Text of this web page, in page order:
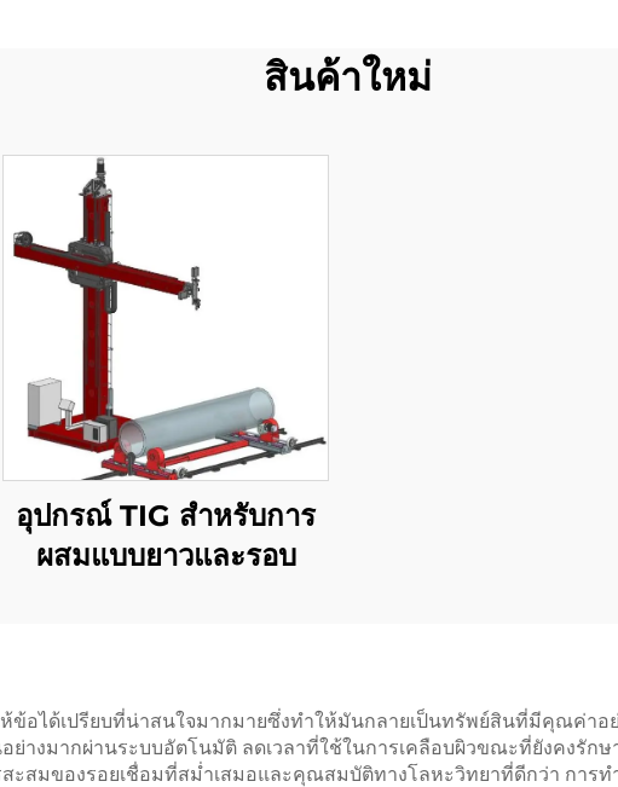
สินค้าใหม่
อุปกรณ์ TIG สําหรับการ
ผสมแบบยาวและรอบ
ข้อได้เปรียบที่น่าสนใจมากมายซึ่งทำให้มันกลายเป็นทรัพย์สินที่มีคุณค่า
ย่างมากผ่านระบบอัตโนมัติ ลดเวลาที่ใช้ในการเคลือบผิวขณะที่ยังคงรั
ะสมของรอยเชื่อมที่สม่ำเสมอและคุณสมบัติทางโลหะวิทยาที่ดีกว่า การ